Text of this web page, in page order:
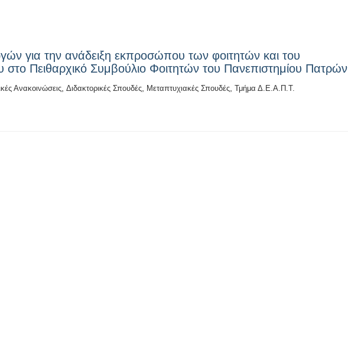
για την ανάδειξη εκπροσώπου των φοιτητών και του
Πειθαρχικό Συμβούλιο Φοιτητών του Πανεπιστημίου Πατρών
Ανακοινώσεις Διδακτορικές Σπουδές Μεταπτυχιακές Σπουδές Τμήμα Δ.Ε.Α.Π.Τ.